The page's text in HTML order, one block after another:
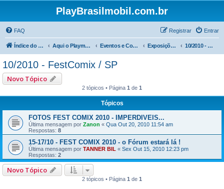
PlayBrasilmobil.com.br
FAQ Entrar
Registrar
Índice do fórum Aqui o Playmobil é notícia ! Eventos e Comemorações Exposições FESTCOMIX / SP 10/2010 - FestComix / SP
10/2010 - FestComix / SP
Novo Tópico
2 tópicos • Página 1 de 1
Tópicos
FOTOS FEST COMIX 2010 - IMPERDIVEIS...
Última mensagem por Zanon « Qua Out 20, 2010 11:54 am
Respostas: 8
15-17/10 - FEST COMIX 2010 - o Fórum estará lá !
Última mensagem por TANNER BIL « Sex Out 15, 2010 12:23 pm
Respostas: 2
Novo Tópico
2 tópicos • Página 1 de 1